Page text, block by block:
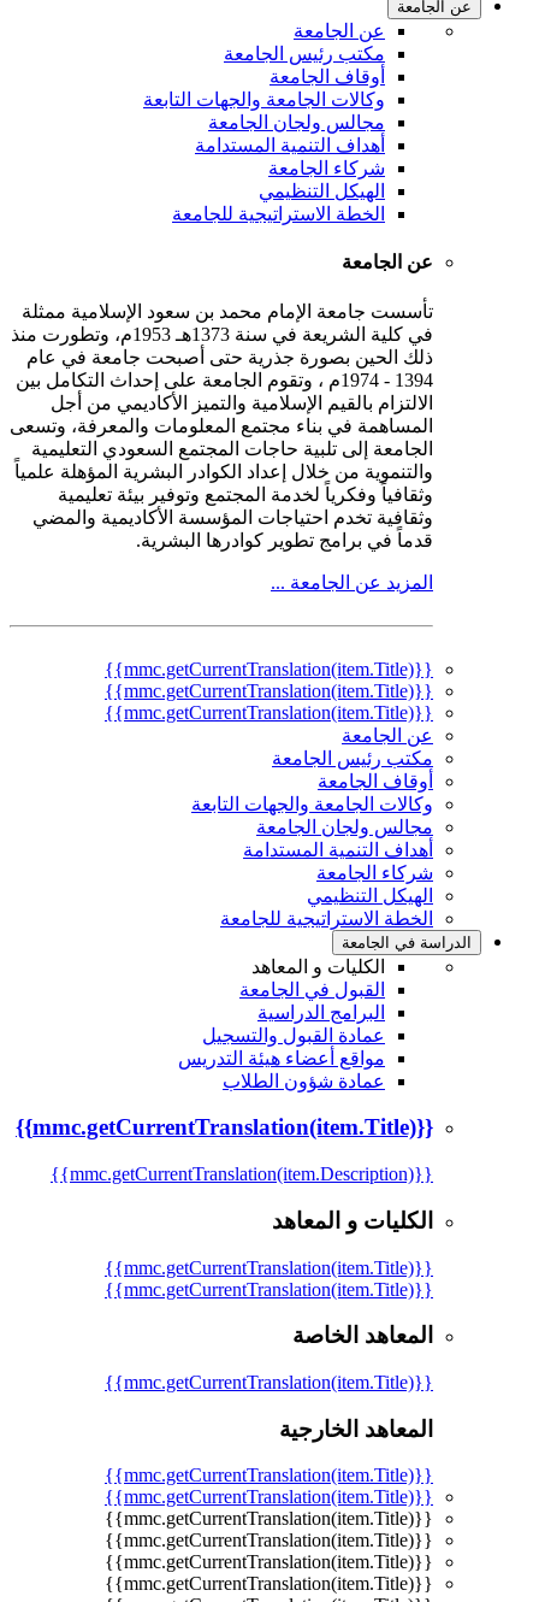
عن الجامعة
عن الجامعة
مكتب رئيس الجامعة
أوقاف الجامعة
وكالات الجامعة والجهات التابعة
مجالس ولجان الجامعة
أهداف التنمية المستدامة
شركاء الجامعة
الهيكل التنظيمي
الخطة الاستراتيجية للجامعة
عن الجامعة
تأسست جامعة الإمام محمد بن سعود الإسلامية ممثلة
في كلية الشريعة في سنة 1373هـ 1953م، وتطورت منذ
ذلك الحين بصورة جذرية حتى أصبحت جامعة في عام
1394 - 1974م ، وتقوم الجامعة على إحداث التكامل بين
الالتزام بالقيم الإسلامية والتميز الأكاديمي من أجل
المساهمة في بناء مجتمع المعلومات والمعرفة، وتسعى
الجامعة إلى تلبية حاجات المجتمع السعودي التعليمية
والتنموية من خلال إعداد الكوادر البشرية المؤهلة علمياً
وثقافياً وفكرياً لخدمة المجتمع وتوفير بيئة تعليمية
وثقافية تخدم احتياجات المؤسسة الأكاديمية والمضي
قدماً في برامج تطوير كوادرها البشرية.
المزيد عن الجامعة ...
{{mmc.getCurrentTranslation(item.Title)}}
{{mmc.getCurrentTranslation(item.Title)}}
{{mmc.getCurrentTranslation(item.Title)}}
عن الجامعة
مكتب رئيس الجامعة
أوقاف الجامعة
وكالات الجامعة والجهات التابعة
مجالس ولجان الجامعة
أهداف التنمية المستدامة
شركاء الجامعة
الهيكل التنظيمي
الخطة الاستراتيجية للجامعة
الدراسة في الجامعة
الكليات و المعاهد
القبول في الجامعة
البرامج الدراسية
عمادة القبول والتسجيل
مواقع أعضاء هيئة التدريس
عمادة شؤون الطلاب
{{mmc.getCurrentTranslation(item.Title)}}
{{mmc.getCurrentTranslation(item.Description)}}
الكليات و المعاهد
{{mmc.getCurrentTranslation(item.Title)}}
{{mmc.getCurrentTranslation(item.Title)}}
المعاهد الخاصة
{{mmc.getCurrentTranslation(item.Title)}}
المعاهد الخارجية
{{mmc.getCurrentTranslation(item.Title)}}
{{mmc.getCurrentTranslation(item.Title)}}
{{mmc.getCurrentTranslation(item.Title)}}
{{mmc.getCurrentTranslation(item.Title)}}
{{mmc.getCurrentTranslation(item.Title)}}
{{mmc.getCurrentTranslation(item.Title)}}